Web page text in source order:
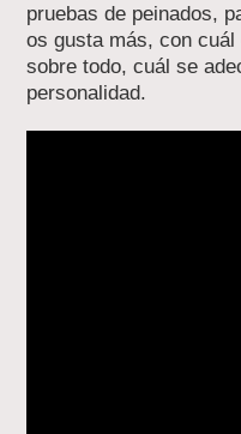
pruebas de peinados,
os gusta más, con
sobre todo, cuál se
personalidad.